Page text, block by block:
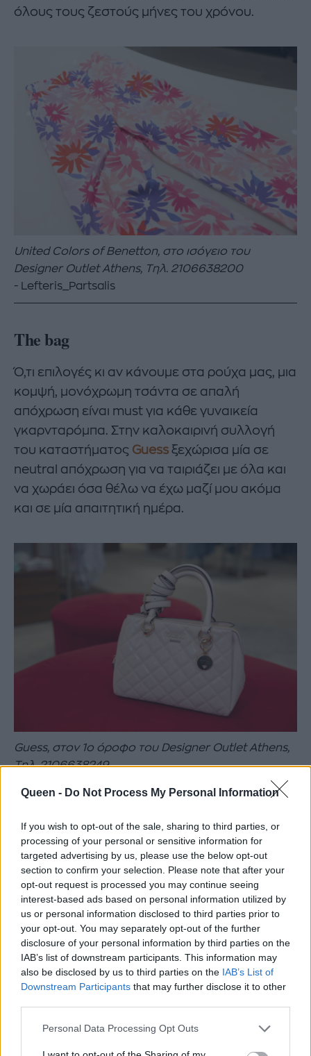
Queen - Do Not Process My Personal Information
If you wish to opt-out of the sale, sharing to third parties, or
processing of your personal or sensitive information for
targeted advertising by us, please use the below opt-out
section to confirm your selection. Please note that after your
opt-out request is processed you may continue seeing
interest-based ads based on personal information utilized by
us or personal information disclosed to third parties prior to
your opt-out. You may separately opt-out of the further
disclosure of your personal information by third parties on the
IAB’s list of downstream participants. This information may
also be disclosed by us to third parties on the IAB’s List of
Downstream Participants that may further disclose it to other
Personal Data Processing Opt Outs
όλους τους ζεστούς μήνες του χρόνου.
United Colors of Benetton, στο ισόγειο του
Designer Outlet Athens, Τηλ. 2106638200
Lefteris_Partsalis
Thebag
Ό,τι επιλογές κι αν κάνουμε στα ρούχα μας, μια
κομψή, μονόχρωμη τσάντα σε απαλή
απόχρωση είναι must για κάθε γυναικεία
γκαρνταρόμπα. Στην καλοκαιρινή συλλογή
του καταστήματος Guess ξεχώρισα μία σε
neutral απόχρωση για να ταιριάζει με όλα και
να χωράει όσα θέλω να έχω μαζί μου ακόμα
και σε μία απαιτητική ημέρα.
Guess, στον1ο όροφο τουDesigner Outlet Athens,
Τηλ. 2106638249
Multicolor dress
Αν νομίζεις πως τελειώσαμε με τα prints και θα
επιστρέψουμε στις μονόχρωμες επιλογές,
πρέπει να κάνεις λίγη υπομονή ακόμα, διότι το
καλοκαίρι αγαπά τα πολλά χρώματα. Ένα
floral φόρεμα με παγιέτες χρειάζεται σε κάθε
ντουλάπα για τα βράδια που δεν ξέρουμε τι να
φορέσουμε και στο κατάστημα‘ALEβρήκα
αυτό που θα με συνοδέψει σε πολλές απο τις
καλοκαιρινές μου εξόδους.